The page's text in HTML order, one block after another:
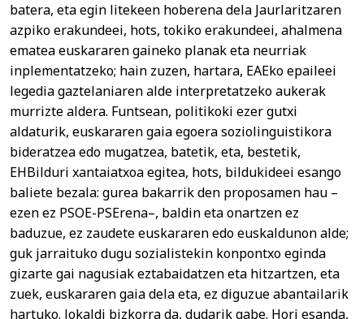
batera, eta egin litekeen hoberena dela Jaurlaritzaren
azpiko erakundeei, hots, tokiko erakundeei, ahalmena
ematea euskararen gaineko planak eta neurriak
inplementatzeko; hain zuzen, hartara, EAEko epaileei
legedia gaztelaniaren alde interpretatzeko aukerak
murrizte aldera. Funtsean, politikoki ezer gutxi
aldaturik, euskararen gaia egoera soziolinguistikora
bideratzea edo mugatzea, batetik, eta, bestetik,
EHBilduri xantaiatxoa egitea, hots, bildukideei esango
baliete bezala: gurea bakarrik den proposamen hau –
ezen ez PSOE-PSErena–, baldin eta onartzen ez
baduzue, ez zaudete euskararen edo euskaldunon alde;
guk jarraituko dugu sozialistekin konpontxo eginda
gizarte gai nagusiak eztabaidatzen eta hitzartzen, eta
zuek, euskararen gaia dela eta, ez diguzue abantailarik
hartuko. Jokaldi bizkorra da, dudarik gabe. Hori esanda,